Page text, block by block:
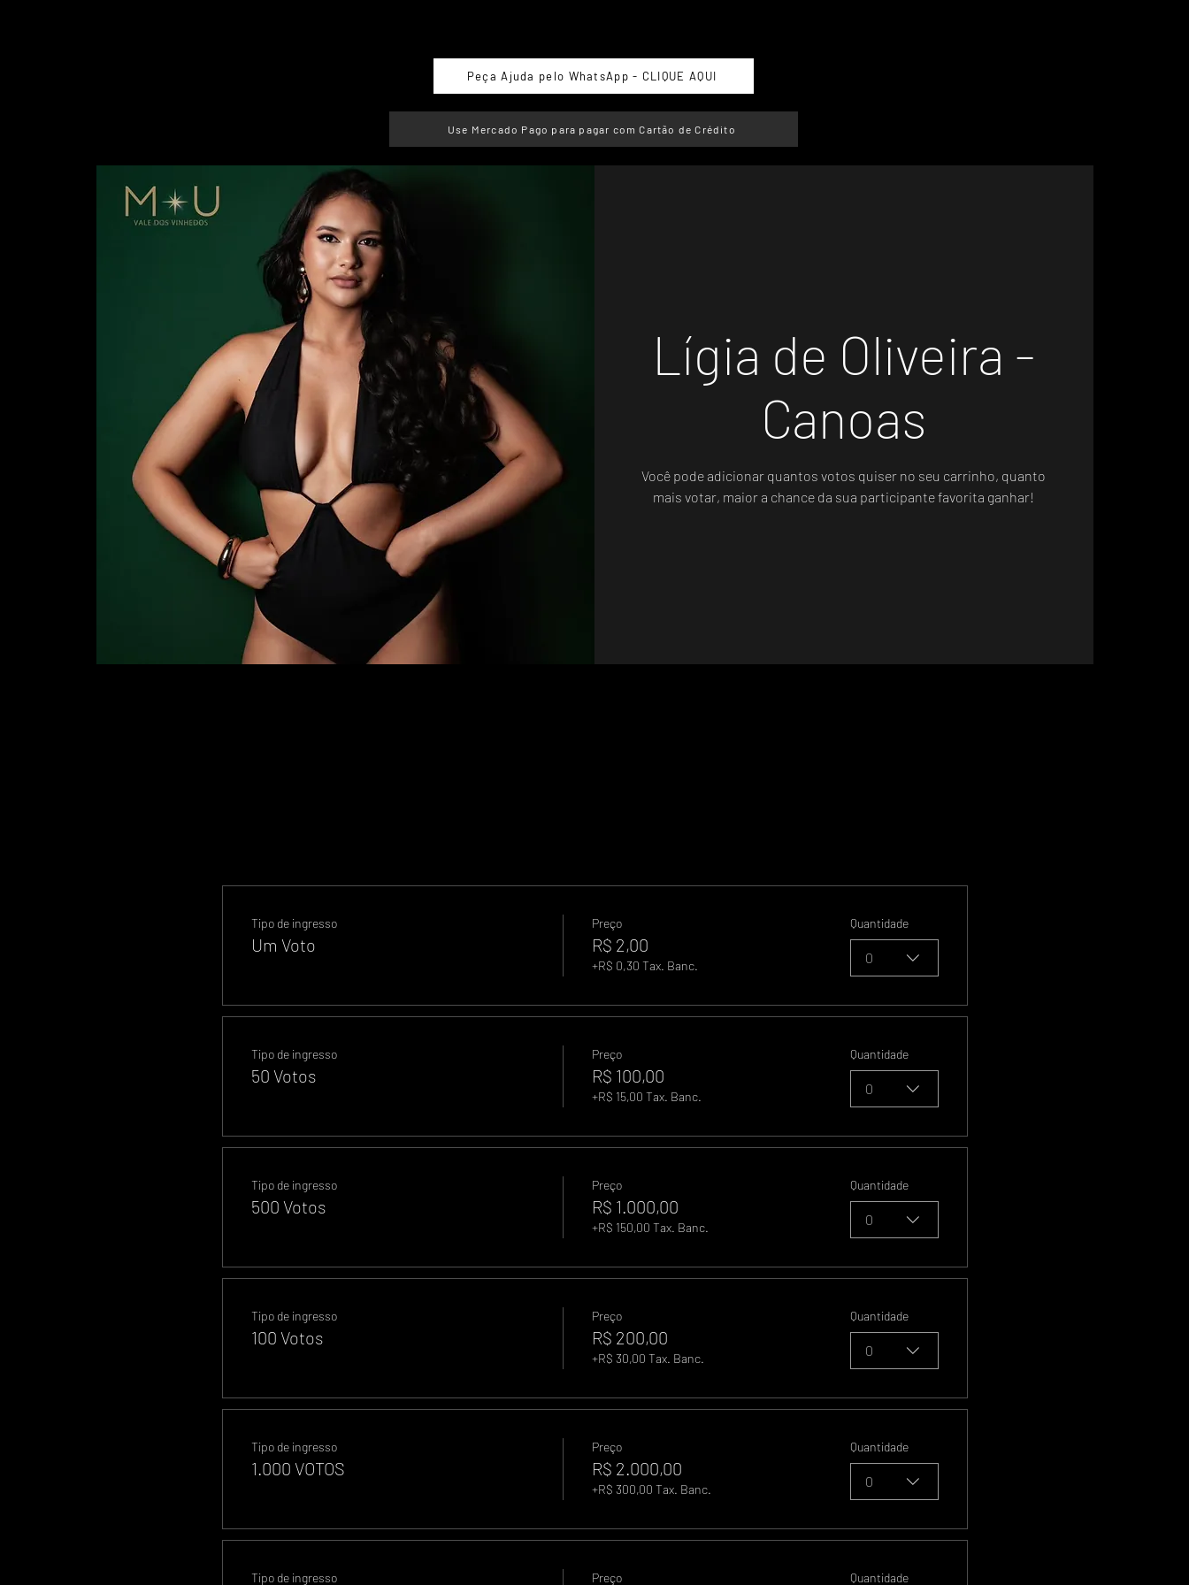
Peça Ajuda pelo WhatsApp - CLIQUE AQUI
Use Mercado Pago para pagar com Cartão de Crédito
Lígia de Oliveira -
Canoas
Você pode adicionar quantos votos quiser no seu carrinho, quanto
mais votar, maior a chance da sua participante favorita ganhar!
Tipo de ingresso
Um Voto
Preço
R$ 2,00
+R$ 0,30 Tax. Banc.
Quantidade
0
Tipo de ingresso
50 Votos
Preço
R$ 100,00
+R$ 15,00 Tax. Banc.
Quantidade
0
Tipo de ingresso
500 Votos
Preço
R$ 1.000,00
+R$ 150,00 Tax. Banc.
Quantidade
0
Tipo de ingresso
100 Votos
Preço
R$ 200,00
+R$ 30,00 Tax. Banc.
Quantidade
0
Tipo de ingresso
1.000 VOTOS
Preço
R$ 2.000,00
+R$ 300,00 Tax. Banc.
Quantidade
0
Tipo de ingresso Preço Quantidade